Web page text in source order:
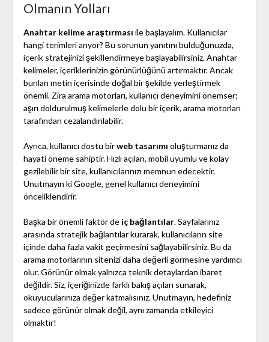
Olmanın Yolları
Anahtar kelime araştırması ile başlayalım. Kullanıcılar
hangi terimleri arıyor? Bu sorunun yanıtını bulduğunuzda,
içerik stratejinizi şekillendirmeye başlayabilirsiniz. Anahtar
kelimeler, içeriklerinizin görünürlüğünü artırmaktır. Ancak
bunları metin içerisinde doğal bir şekilde yerleştirmek
önemli. Zira arama motorları, kullanıcı deneyimini önemser;
aşırı doldurulmuş kelimelerle dolu bir içerik, arama motorları
tarafından cezalandırılabilir.
Ayrıca, kullanıcı dostu birweb tasarımı oluşturmanız da
hayati öneme sahiptir. Hızlı açılan, mobil uyumlu ve kolay
gezilebilir bir site, kullanıcılarınızı memnun edecektir.
Unutmayın ki Google, genel kullanıcı deneyimini
önceliklendirir.
Başka bir önemli faktör de iç bağlantılar. Sayfalarınız
arasında stratejik bağlantılar kurarak, kullanıcıların site
içinde daha fazla vakit geçirmesini sağlayabilirsiniz. Bu da
arama motorlarının sitenizi daha değerli görmesine yardımcı
olur. Görünür olmak yalnızca teknik detaylardan ibaret
değildir. Siz, içeriğinizde farklı bakış açıları sunarak,
okuyucularınıza değer katmalısınız. Unutmayın, hedefiniz
sadece görünür olmak değil, aynı zamanda etkileyici
olmaktır!